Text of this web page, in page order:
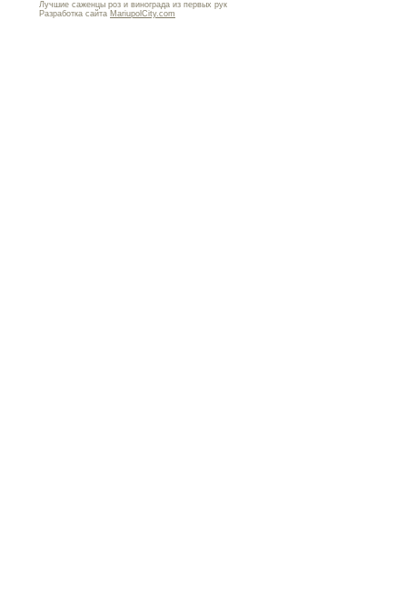
Лучшие саженцы роз и винограда из первых рук
Разработка сайта MariupolCity.com